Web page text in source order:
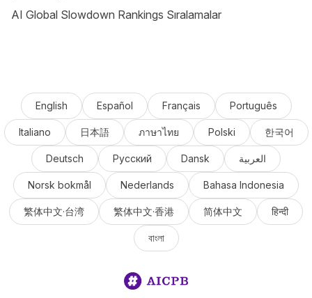
AI Global Slowdown Rankings Sıralamalar
English Español Français Português
Italiano 日本語 ภาษาไทย Polski 한국어
Deutsch Русский Dansk العربية
Norsk bokmål Nederlands Bahasa Indonesia
繁体中文·台湾 繁体中文·香港 简体中文 हिन्दी
বাংলা